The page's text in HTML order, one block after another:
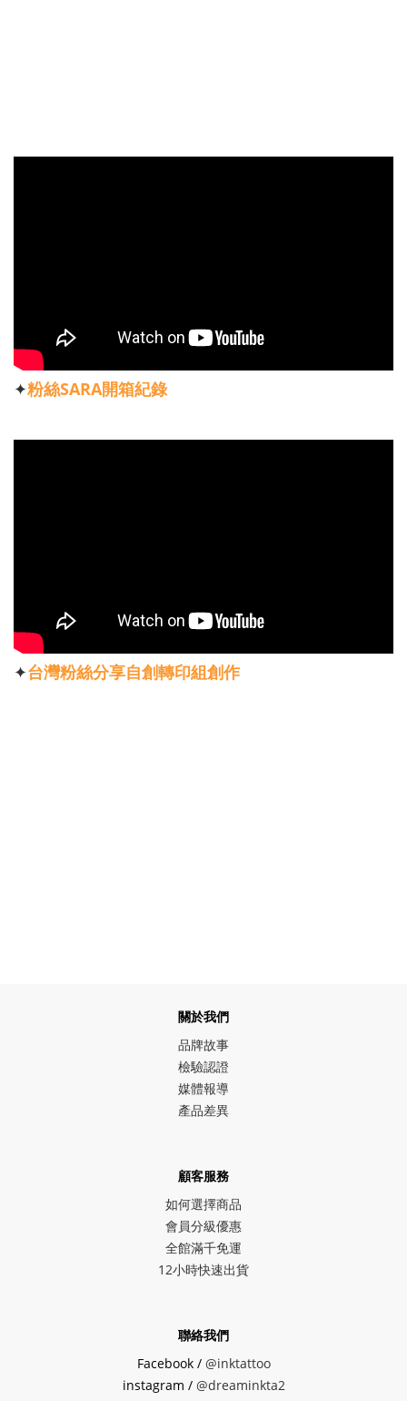
✦粉絲SARA開箱紀錄
✦台灣粉絲分享自創轉印組創作
關於我們
品牌故事
檢驗認證
媒體報導
產品差異
顧客服務
如何選擇商品
會員分級優惠
全館滿千免運
12小時快速出貨
聯絡我們
Facebook / @inktattoo
instagram / @dreaminkta2